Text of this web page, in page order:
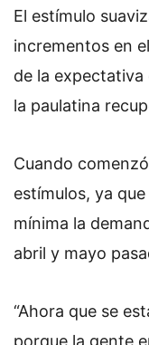
El estímulo
incrementos en
de la
la paulatina
Cuando
estímulos, ya
mínima la
abril y mayo
“Ahora que se
porque la gente